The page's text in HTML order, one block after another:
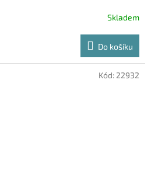
Skladem
Do košíku
Kód: 22932